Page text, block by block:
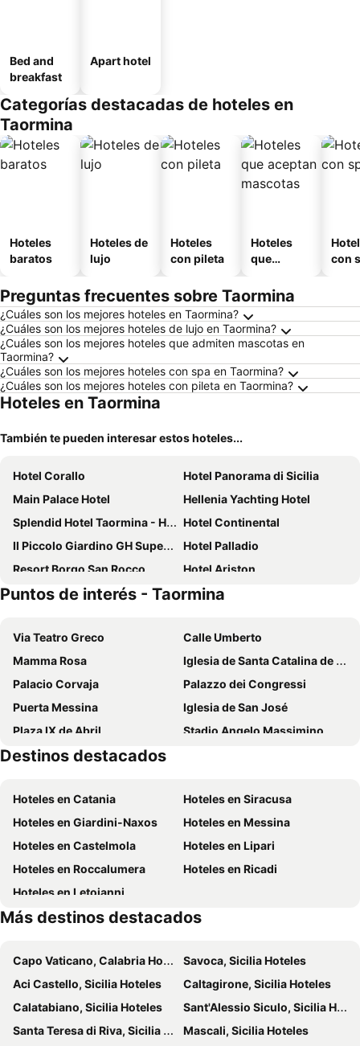
Bed and
breakfast
Apart hotel
Categorías destacadas de hoteles en
Taormina
Hoteles
baratos
Hoteles de
lujo
Hoteles
con pileta
Hoteles
que
mascotas
con
Preguntas frecuentes sobre Taormina
¿Cuáles son los mejores hoteles en Taormina?
¿Cuáles son los mejores hoteles de lujo en Taormina?
¿Cuáles son los mejores hoteles que admiten mascotas en
Taormina?
¿Cuáles son los mejores hoteles con spa en Taormina?
¿Cuáles son los mejores hoteles con pileta en Taormina?
Hoteles en Taormina
También te pueden interesar estos hoteles...
Hotel Corallo
Hotel Panorama di Sicilia
Main Palace Hotel
Hellenia Yachting Hotel
Splendid Hotel Taormina - Handwritten Collection
Hotel Continental
Il Piccolo Giardino GH Superior
Hotel Palladio
Resort Borgo San Rocco
Hotel Ariston
Hotel Lido Mediterranee
Hotel Villa Bianca
Villa Angela
Hotel Inn
Hotel Bel Soggiorno
Hotel Villa Paradiso
Hotel Caparena
Eurostars Monte Tauro
Taormina Palace Hotel
Hotel Isola Bella
Hotel Le Chevalier
Jonic Hotel Mazzarò
Panoramic Hotel Taormina
Hotel Pensione Cundari
A'Coffa Rooms
Hotel Mediterranée
Quiete Taormina Naxos Tapestry Collection by Hilton
Venere B&B Castelmola
Hotel San Giovanni
Hotel Kalos
Albatros Beach Hotel
Hotel Eliseo
Sant Alphio Garden Hotel & Spa
Borgo San Biagio
Puntos de interés - Taormina
Via Teatro Greco
Calle Umberto
Mamma Rosa
Iglesia de Santa Catalina de Alejandría
Palacio Corvaja
Palazzo dei Congressi
Puerta Messina
Iglesia de San José
Plaza IX de Abril
Stadio Angelo Massimino
Carnaval
Etnapolis
Villa Romana
Le Salette
Destinos destacados
Hoteles en Catania
Hoteles en Siracusa
Hoteles en Giardini-Naxos
Hoteles en Messina
Hoteles en Castelmola
Hoteles en Lipari
Hoteles en Roccalumera
Hoteles en Ricadi
Hoteles en Letojanni
Más destinos destacados
Capo Vaticano, Calabria Hoteles
Savoca, Sicilia Hoteles
Aci Castello, Sicilia Hoteles
Caltagirone, Sicilia Hoteles
Calatabiano, Sicilia Hoteles
Sant'Alessio Siculo, Sicilia Hoteles
Santa Teresa di Riva, Sicilia Hoteles
Mascali, Sicilia Hoteles